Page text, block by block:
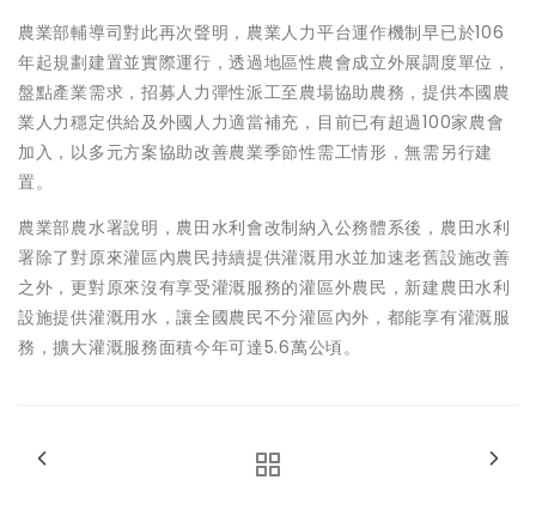
農業部輔導司對此再次聲明，農業人力平台運作機制早已於106
年起規劃建置並實際運行，透過地區性農會成立外展調度單位，
盤點產業需求，招募人力彈性派工至農場協助農務，提供本國農
業人力穩定供給及外國人力適當補充，目前已有超過100家農會
加入，以多元方案協助改善農業季節性需工情形，無需另行建
置。
農業部農水署說明，農田水利會改制納入公務體系後，農田水利
署除了對原來灌區內農民持續提供灌溉用水並加速老舊設施改善
之外，更對原來沒有享受灌溉服務的灌區外農民，新建農田水利
設施提供灌溉用水，讓全國農民不分灌區內外，都能享有灌溉服
務，擴大灌溉服務面積今年可達5.6萬公頃。